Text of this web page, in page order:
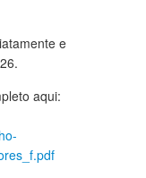
e
aqui: